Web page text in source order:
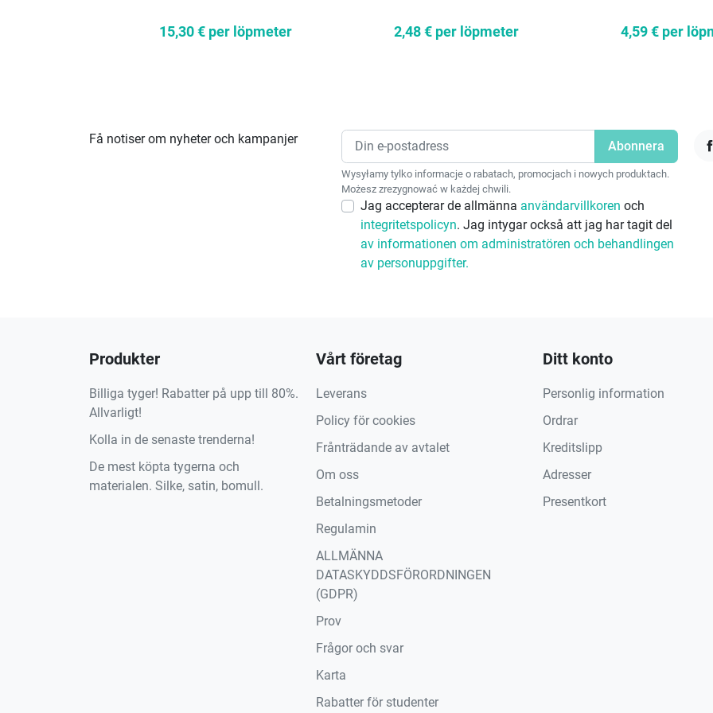
15,30 € per löpmeter 2,48 € per löpmeter 4,59 € per
Få notiser om nyheter och kampanjer
Wysyłamy tylko informacje o rabatach, promocjach i nowych produktach.
Możesz zrezygnować w każdej chwili.
Jag accepterar de allmänna användarvillkoren och
integritetspolicyn. Jag intygar också att jag har tagit del
av informationen om administratören och behandlingen
av personuppgifter.
Produkter
Billiga tyger! Rabatter på upp till 80%.
Allvarligt!
Kolla in de senaste trenderna!
De mest köpta tygerna och
materialen. Silke, satin, bomull.
Vårt företag
Leverans
Policy för cookies
Frånträdande av avtalet
Om oss
Betalningsmetoder
Regulamin
ALLMÄNNA
DATASKYDDSFÖRORDNINGEN
(GDPR)
Prov
Frågor och svar
Karta
Rabatter för studenter
Ditt konto
Personlig information
Ordrar
Kreditslipp
Adresser
Presentkort